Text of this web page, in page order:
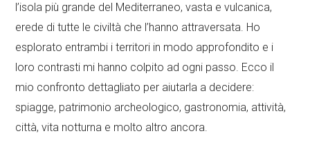
l’isola più grande del Mediterraneo, vasta e vulcanica,
erede di tutte le civiltà che l’hanno attraversata. Ho
esplorato entrambi i territori in modo approfondito e i
loro contrasti mi hanno colpito ad ogni passo. Ecco il
mio confronto dettagliato per aiutarla a decidere:
spiagge, patrimonio archeologico, gastronomia, attività,
città, vita notturna e molto altro ancora.